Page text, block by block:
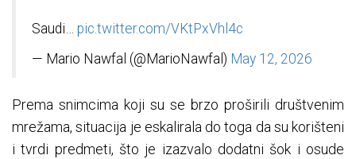
Saudi… pic.twitter.com/VKtPxVhl4c
— Mario Nawfal (@MarioNawfal) May 12, 2026
Prema snimcima koji su se brzo proširili društvenim
mrežama, situacija je eskalirala do toga da su korišteni
i tvrdi predmeti, što je izazvalo dodatni šok i osude